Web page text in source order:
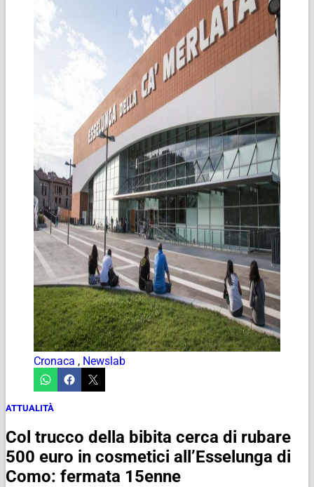
Cronaca , Newslab
ATTUALITÀ
Col trucco della bibita cerca di rubare
500 euro in cosmetici all’Esselunga di
Como: fermata 15enne